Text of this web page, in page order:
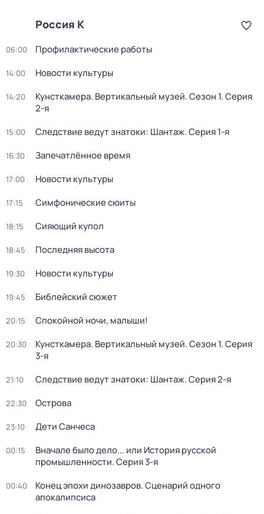
Россия К
06:00 Профилактические работы
14:00 Новости культуры
14:20 Кунсткамера. Вертикальный музей. Сезон 1. Серия
2-я
15:00 Следствие ведут знатоки: Шантаж. Серия 1-я
16:30 Запечатлённое время
17:00 Новости культуры
17:15 Симфонические сюиты
18:15 Сияющий купол
18:45 Последняя высота
19:30 Новости культуры
19:45 Библейский сюжет
20:15 Спокойной ночи, малыши!
20:30 Кунсткамера. Вертикальный музей. Сезон 1. Серия
3-я
21:10 Следствие ведут знатоки: Шантаж. Серия 2-я
22:30 Острова
23:10 Дети Санчеса
00:15
Вначале было дело... или История русской
промышленности. Серия 3-я
00:40
Конец эпохи динозавров. Сценарий одного
апокалипсиса